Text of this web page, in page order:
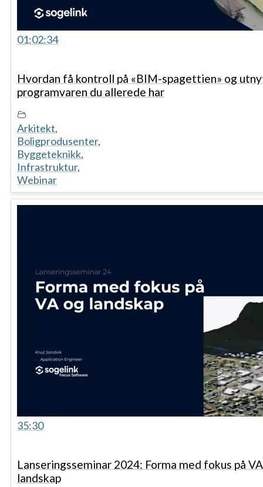
01:02:34
Hvordan få kontroll på «BIM-spagettien» og
programvaren du allerede har
Arkitekt,
Boligprodusenter,
Byggeteknikk,
Infrastruktur,
Webinar
35:30
Lanseringsseminar 2024: Forma med fokus på
landskap